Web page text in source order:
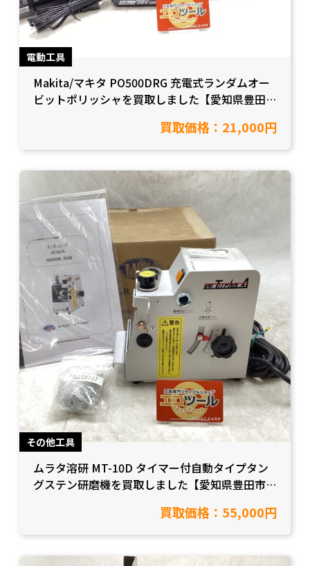
電動工具
Makita/マキタ PO500DRG 充電式ランダムオー
ビットポリッシャを買取しました【愛知県豊田
買取価格：21,000円
その他工具
ムラタ溶研 MT-10D タイマー付自動タイプタン
グステン研磨機を買取しました【愛知県豊田市/
買取価格：55,000円